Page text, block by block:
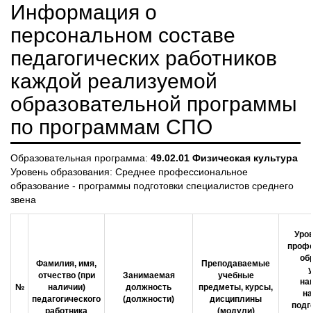
Информация о
персональном составе
педагогических работников
каждой реализуемой
образовательной программы
по программам СПО
Образовательная программа: 49.02.01 Физическая культура
Уровень образования: Среднее профессиональное
образование - программы подготовки специалистов среднего
звена
№
Фамилия, имя,
отчество (при
наличии)
педагогического
работника
Занимаемая
должность
(должности)
Преподаваемые
учебные
предметы, курсы,
дисциплины
(модули)